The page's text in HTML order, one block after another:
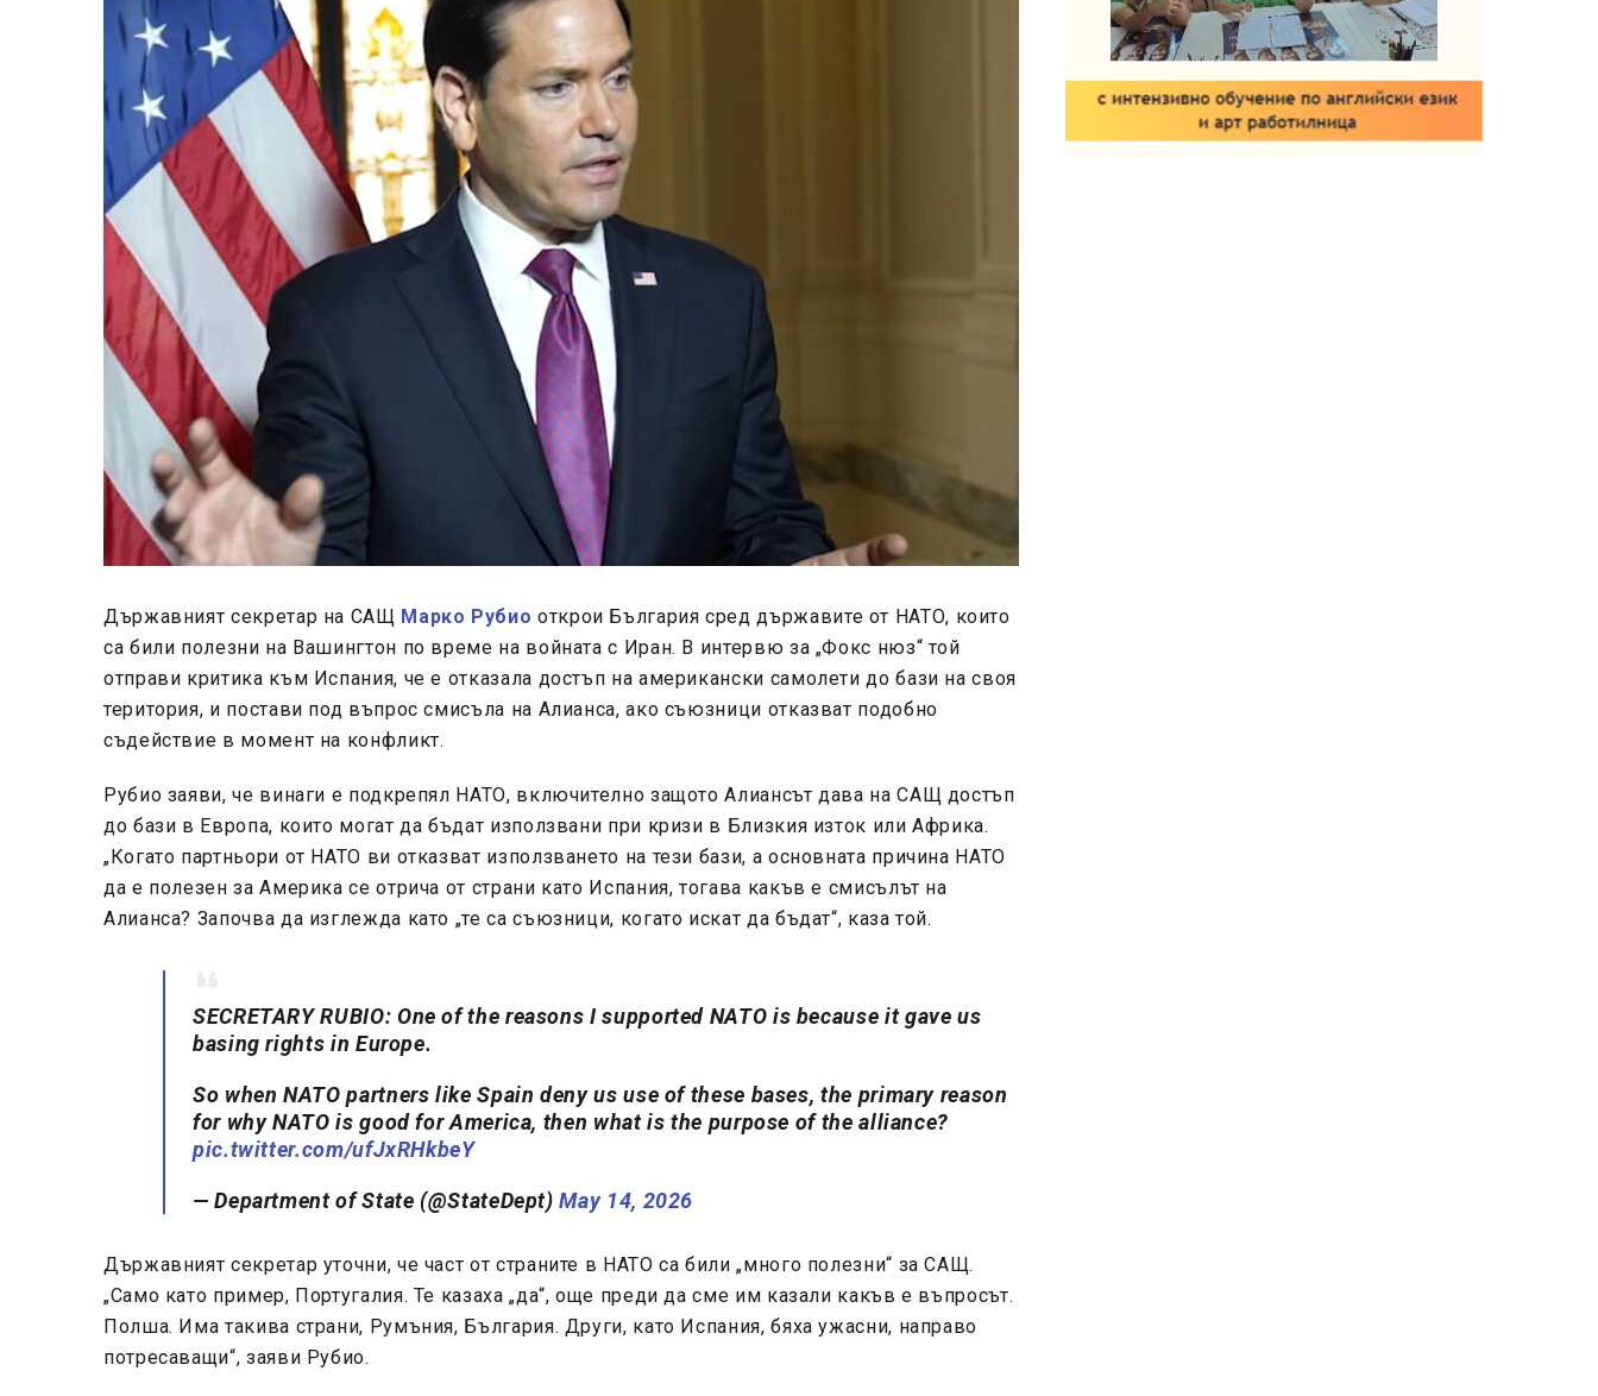
Държавният секретар на САЩ Марко Рубио открои България сред държавите от НАТО, които
са били полезни на Вашингтон по време на войната с Иран. В интервю за „Фокс нюз“ той
отправи критика към Испания, че е отказала достъп на американски самолети до бази на своя
територия, и постави под въпрос смисъла на Алианса, ако съюзници отказват подобно
съдействие в момент на конфликт.
Рубио заяви, че винаги е подкрепял НАТО, включително защото Алиансът дава на САЩ достъп
до бази в Европа, които могат да бъдат използвани при кризи в Близкия изток или Африка.
„Когато партньори от НАТО ви отказват използването на тези бази, а основната причина НАТО
да е полезен за Америка се отрича от страни като Испания, тогава какъв е смисълът на
Алианса? Започва да изглежда като „те са съюзници, когато искат да бъдат“, каза той.
SECRETARY RUBIO: One of the reasons I supported NATO is because it gave us
basing rights in Europe.
So when NATO partners like Spain deny us use of these bases, the primary reason
for why NATO is good for America, then what is the purpose of the alliance?
pic.twitter.com/ufJxRHkbeY
— Department of State (@StateDept)May 14, 2026
Държавният секретар уточни, че част от страните в НАТО са били „много полезни“ за САЩ.
„Само като пример, Португалия. Те казаха „да“, още преди да сме им казали какъв е въпросът.
Полша. Има такива страни, Румъния, България. Други, като Испания, бяха ужасни, направо
потресаващи“, заяви Рубио.